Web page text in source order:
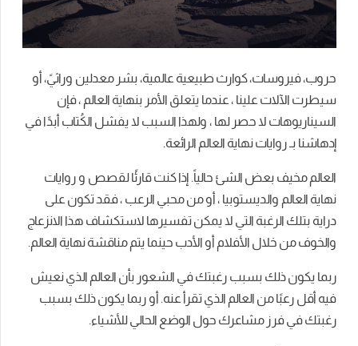
حروب، فيروسات، كوارث طبيعية عالمية، بشر معدلين وراثيً، أو
سيطرت الآلات علينا ، عندما يتعلق الأمر بنهاية العالم ، فإن
السيناريوهات لا حصر لها ، ولهذا السبب لا يفشل الكُتاب أبدًا في
إدهاشنا بـ روايات نهاية العالم الرائعة.
العالم مخيف بعض الشئ حالياً. إذا كنت قارئًا لقصص و روايات
نهاية العالم والديستوبيا ، أو من محبي الرعب ، فقد تكون على
دراية بتلك الرغبة التي لا يمكن تفسيرها لاستكشاف هذا الانزعاج
والخوف من خلال الأفلام أو الأدب حينما يتم مناقشة نهاية العالم.
ربما يكون ذلك بسبب رغبتك في الشعور بأن العالم الذي نعيش
فيه أقل رعبًا من العالم الذي تقرأ عنه. أو ربما يكون ذلك بسبب
رغبتك في فرز مشاعرك حول الوضع الحالي للأشياء.